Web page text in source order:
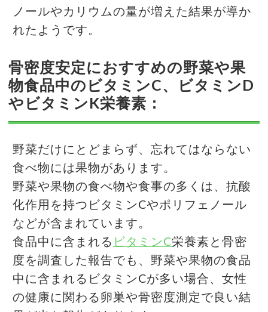
ノールやカリウムの量が増えた結果が導か
れたようです。
骨密度安定におすすめの野菜や果
物食品中のビタミンC、ビタミンD
やビタミンK栄養素：
野菜だけにとどまらず、忘れてはならない
食べ物には果物があります。
野菜や果物の食べ物や食事の多くは、抗酸
化作用を持つビタミンCやポリフェノール
などが含まれています。
食品中に含まれる ビタミンC栄養素と骨密
度を調査した報告でも、野菜や果物の食品
中に含まれるビタミンCが多い場合、女性
の健康に関わる卵巣や骨密度測定で良い結